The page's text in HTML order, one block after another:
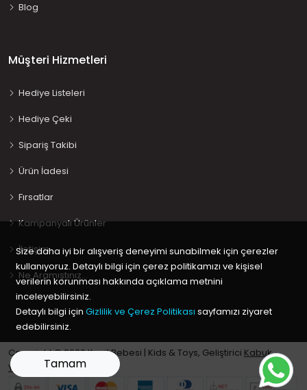
Blog
Müşteri Hizmetleri
Hediye Listeleri
Hediye Çeki
Sipariş Takibi
Ürün İadesi
Fırsatlar
Kampanyalı Ürünler
İletişim
Ne Aramıştınız…
Copyright © 2020 Keyif Bebesi | Kids & Toys, Geliştirici Kabuk
Yazılım
Size daha iyi bir alışveriş deneyimi sunabilmek için çerezler
kullanıyoruz. Detaylı bilgi için çerez politikamızı ve kişisel
verilerin korunması hakkında açıklama metnini
inceleyebilirsiniz.
Detaylı bilgi için Gizlilik ve Çerez Politikası sayfamızı ziyaret
edebilirsiniz.
Tamam